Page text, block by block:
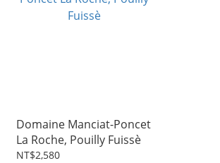
Domaine Manciat-Poncet
La Roche, Pouilly Fuissè
NT$2,580